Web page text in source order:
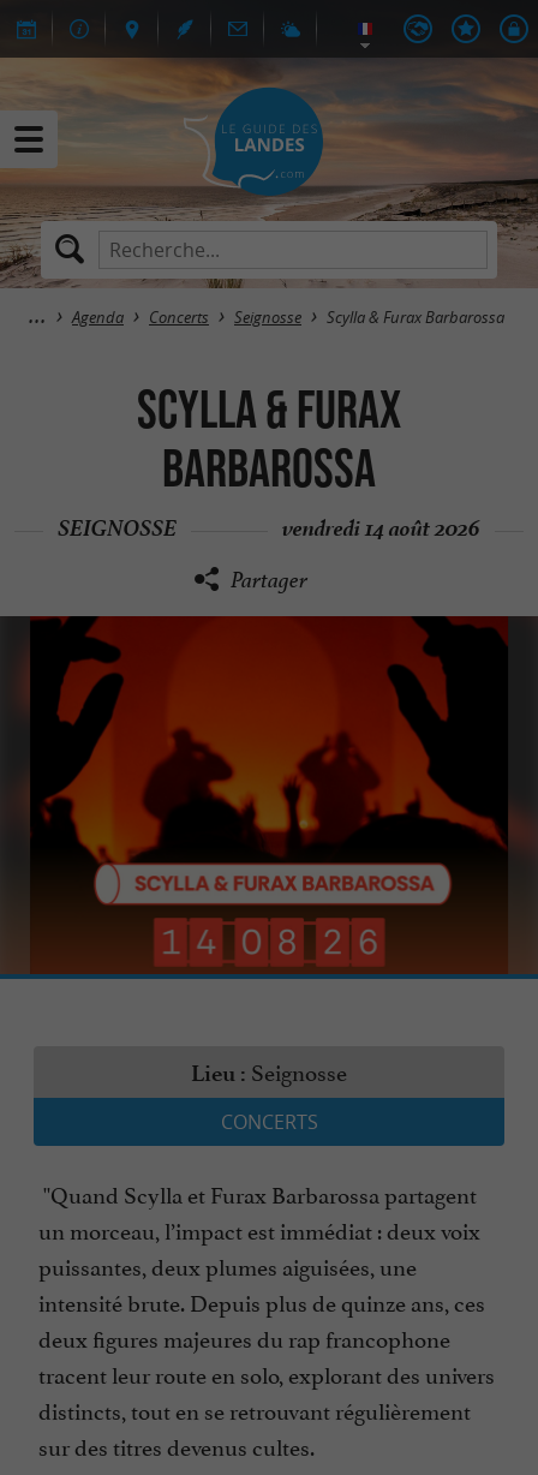
Agenda Concerts Seignosse Scylla & Furax Barbarossa
Scylla & Furax
Barbarossa
SEIGNOSSE vendredi 14 août 2026
Partager
Lieu : Seignosse
CONCERTS
''Quand Scylla et Furax Barbarossa partagent
un morceau, l’impact est immédiat : deux voix
puissantes, deux plumes aiguisées, une
intensité brute. Depuis plus de quinze ans, ces
deux figures majeures du rap francophone
tracent leur route en solo, explorant des univers
distincts, tout en se retrouvant régulièrement
sur des titres devenus cultes.